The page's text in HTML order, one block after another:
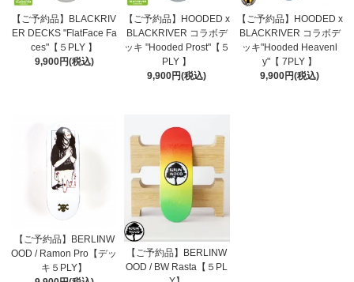
【ご予約品】BLACKRIV
ER DECKS "FlatFace Fa
ces"【５PLY 】
9,900円(税込)
【ご予約品】HOODED x
BLACKRIVER コラボデ
ッキ "Hooded Prost"【５
PLY 】
9,900円(税込)
【ご予約品】HOODED x
BLACKRIVER コラボデ
ッキ"Hooded Heavenl
y"【 7PLY 】
9,900円(税込)
【ご予約品】BERLINW
OOD / Ramon Pro【デッ
キ５PLY】
【ご予約品】BERLINW
OOD / BW Rasta【５PL